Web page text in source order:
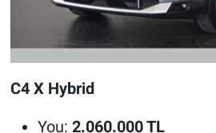
C4 X Hybrid
You: 2.060.000 TL